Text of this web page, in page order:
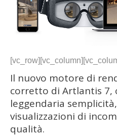
Il nuovo motore di
corretto di Artlantis 7,
leggendaria
visualizzazioni di
qualità.